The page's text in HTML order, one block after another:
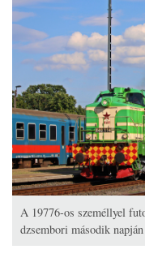
A 19776-os személlyel
dzsembori második